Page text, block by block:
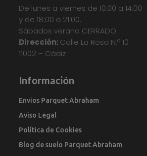
De lunes a viernes de 10:00 a 14:00
y de 18:00 a 21:00.
Sábados verano CERRADO.
Dirección:Calle La Rosa N.º 10
11002 – Cádiz
Información
Envios Parquet Abraham
Aviso Legal
Política de Cookies
Blog de suelo Parquet Abraham